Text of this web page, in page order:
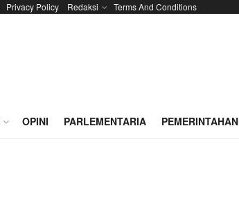
Privacy Policy Redaksi Terms And Conditions
OPINI PARLEMENTARIA PEMERINTAHAN